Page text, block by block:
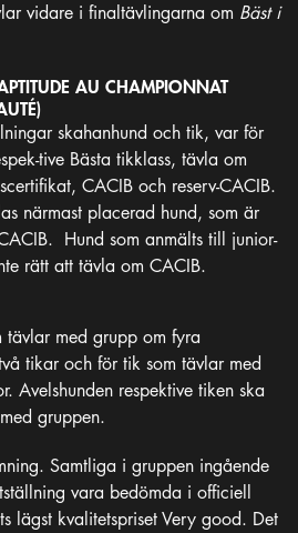
vidare i finaltävlingarna om Bäst i
AU CHAMPIONNAT
skahanhund och tik, var för
tive Bästa tikklass, tävla om
CACIB och reserv-CACIB.
närmast placerad hund, som är
Hund som anmälts till junior-
rätt att tävla om CACIB.
tävlar med grupp om fyra
tikar och för tik som tävlar med
Avelshunden respektive tiken ska
gruppen.
Samtliga i gruppen ingående
vara bedömda i officiell
lägst kvalitetspriset Very good. Det